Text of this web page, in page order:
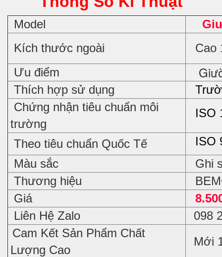
Model
Kích thước ngoài
Cao
Ưu điểm
Thích hợp sử dụng
Chứng nhận tiêu chuẩn môi
trường
ISO
Theo tiêu chuẩn Quốc Tế
ISO
Màu sắc
Ghi
Thương hiệu
Giá
Liên Hệ Zalo
098
Cam Kết Sản Phẩm Chất
Lượng Cao
Mới